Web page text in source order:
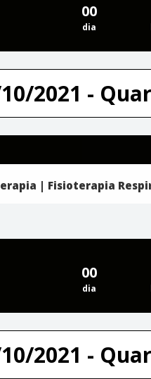
00
dia
2021 -
| Fisioterapia
00
dia
2021 -